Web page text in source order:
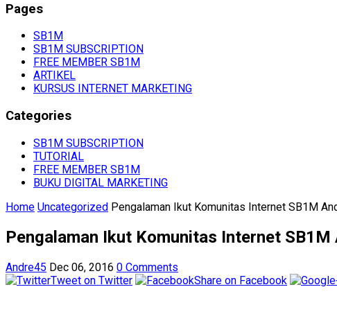
Pages
SB1M
SB1M SUBSCRIPTION
FREE MEMBER SB1M
ARTIKEL
KURSUS INTERNET MARKETING
Categories
SB1M SUBSCRIPTION
TUTORIAL
FREE MEMBER SB1M
BUKU DIGITAL MARKETING
Home Uncategorized Pengalaman Ikut Komunitas Internet SB1M
Pengalaman Ikut Komunitas Internet SB1M
Andre45 Dec 06, 2016 0 Comments
Tweet on Twitter
Share on Facebook